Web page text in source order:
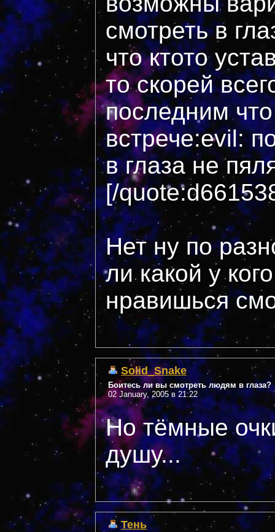
смотреть в
что ктото
то скорей
последним
встрече:evil:
в глаза не
[/
Нет ну по
ли какой у
нравишься
Solid_Snake
Боитесь ли вы смотреть людям в глаза?
02 January, 2005 в 21:22
Но тёмные
душу...
Тень